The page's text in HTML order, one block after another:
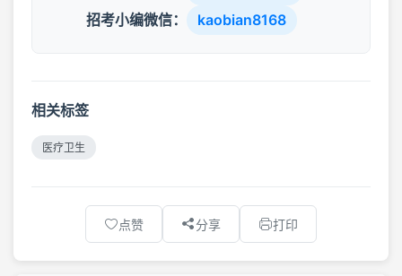
招考小编微信： kaobian8168
相关标签
医疗卫生
点赞 分享 打印